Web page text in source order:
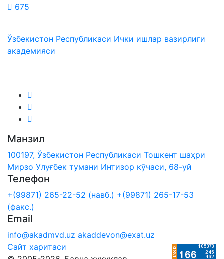
675
Ўзбекистон Республикаси Ички ишлар вазирлиги
академияси
Манзил
100197, Ўзбекистон Республикаси Тошкент шаҳри
Мирзо Улуғбек тумани Интизор кўчаси, 68-уй
Телефон
+(99871) 265-22-52 (навб.) +(99871) 265-17-53
(факс.)
Email
info@akadmvd.uz akaddevon@exat.uz
Сайт харитаси